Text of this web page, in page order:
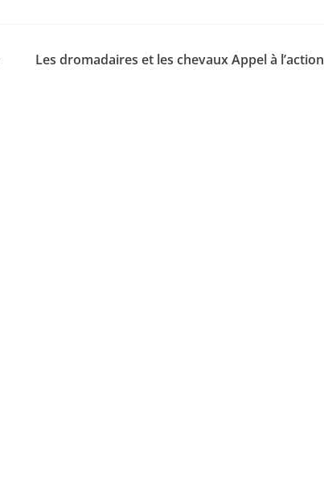
Les dromadaires et les chevaux Appel à l’action